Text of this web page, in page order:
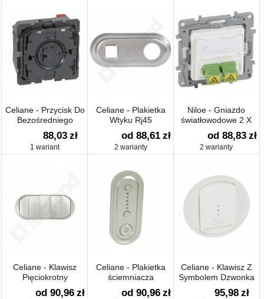
Celiane - Przycisk Do
Bezośredniego
Sterowania Roletami
88,03 zł
1 wariant
Celiane - Plakietka
Wtyku Rj45
od 88,61 zł
2 warianty
Niloe - Gniazdo
światłowodowe 2 X
Sc/apc
od 88,83 zł
2 warianty
Celiane - Klawisz
Pięciokrotny
Podświetlany
od 90,96 zł
Celiane - Plakietka
ściemniacza
od 90,96 zł
Celiane - Klawisz Z
Symbolem Dzwonka
Hotelowy
95,98 zł